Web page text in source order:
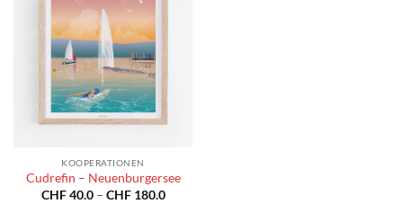
KOOPERATIONEN
Cudrefin – Neuenburgersee
CHF40.0 – CHF180.0Preisspanne: